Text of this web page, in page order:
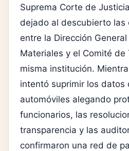
Suprema Corte de
dejado al descubierto las
entre la Dirección
Materiales y el Comité de
misma institución.
intentó suprimir los datos
automóviles alegando
funcionarios, las
transparencia y las
confirmaron una red de